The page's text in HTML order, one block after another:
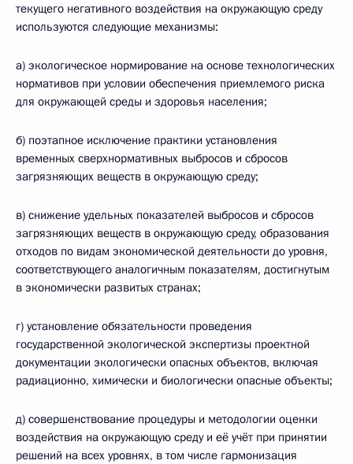
текущего негативного воздействия на окружающую среду
используются следующие механизмы:
а) экологическое нормирование на основе технологических
нормативов при условии обеспечения приемлемого риска
для окружающей среды и здоровья населения;
б) поэтапное исключение практики установления
временных сверхнормативных выбросов и сбросов
загрязняющих веществ в окружающую среду;
в) снижение удельных показателей выбросов и сбросов
загрязняющих веществ в окружающую среду, образования
отходов по видам экономической деятельности до уровня,
соответствующего аналогичным показателям, достигнутым
в экономически развитых странах;
г) установление обязательности проведения
государственной экологической экспертизы проектной
документации экологически опасных объектов, включая
радиационно, химически и биологически опасные объекты;
д) совершенствование процедуры и методологии оценки
воздействия на окружающую среду и её учёт при принятии
решений на всех уровнях, в том числе гармонизация